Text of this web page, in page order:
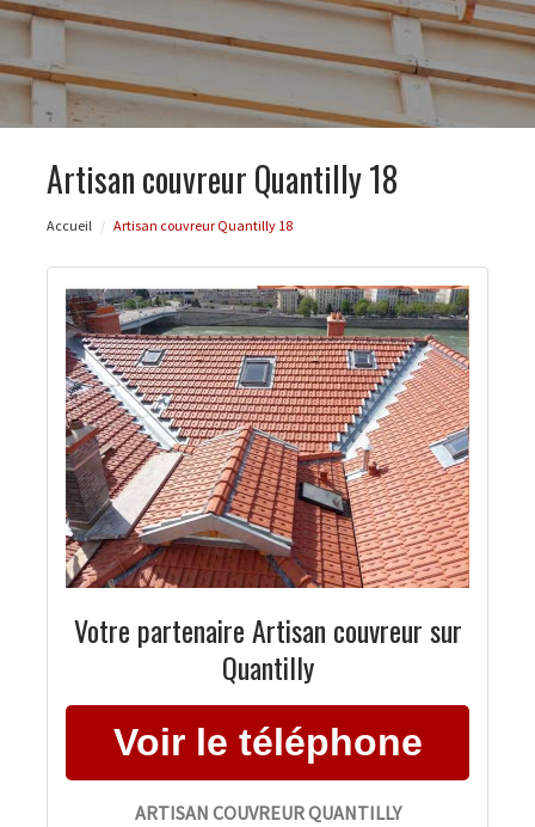
Artisan couvreur Quantilly 18
Accueil Artisan couvreur Quantilly 18
Votre partenaire Artisan couvreur sur
Quantilly
ARTISAN COUVREUR QUANTILLY